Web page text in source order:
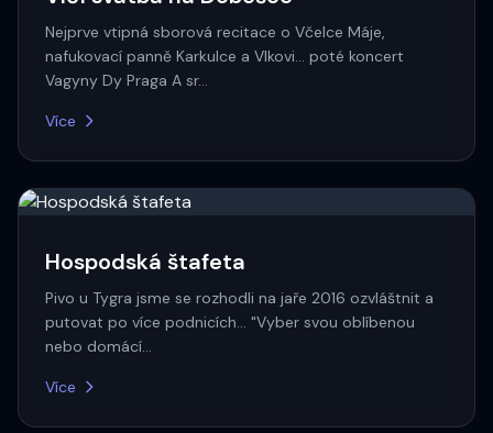
Nejprve vtipná sborová recitace o Včelce Máje,
nafukovací panně Karkulce a Vlkovi... poté koncert
Vagyny Dy Praga A sr…
Více
Hospodská štafeta
Pivo u Tygra jsme se rozhodli na jaře 2016 ozvláštnit a
putovat po více podnicích... "Vyber svou oblíbenou
nebo domácí…
Více